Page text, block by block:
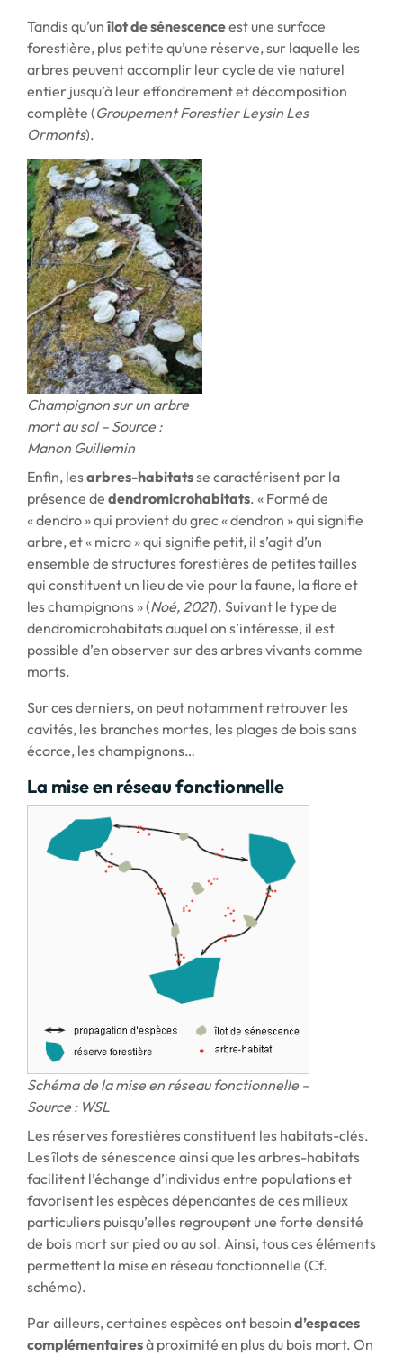
Tandis qu’unîlot de sénescenceest une surface
forestière, plus petite qu’une réserve, sur laquelle les
arbres peuvent accomplir leur cycle de vie naturel
entier jusqu’à leur effondrement et décomposition
complète (Groupement Forestier Leysin Les
Ormonts).
Champignon sur un arbre
mort au sol – Source :
Manon Guillemin
Enfin, lesarbres-habitatsse caractérisent par la
présence de dendromicrohabitats. « Formé de
« dendro » qui provient du grec « dendron » qui signifie
arbre, et « micro » qui signifie petit, il s’agit d’un
ensemble de structures forestières de petites tailles
qui constituent un lieu de vie pour la faune, la flore et
les champignons » (Noé, 2021). Suivant le type de
dendromicrohabitats auquel on s’intéresse, il est
possible d’en observer sur des arbres vivants comme
morts.
Sur ces derniers, on peut notamment retrouver les
cavités, les branches mortes, les plages de bois sans
écorce, les champignons…
La mise en réseau fonctionnelle
Schéma de la mise en réseau fonctionnelle –
Source : WSL
Les réserves forestières constituent les habitats-clés.
Les îlots de sénescence ainsi que les arbres-habitats
facilitent l’échange d’individus entre populations et
favorisent les espèces dépendantes de ces milieux
particuliers puisqu’elles regroupent une forte densité
de bois mort sur pied ou au sol. Ainsi, tous ces éléments
permettent la mise en réseau fonctionnelle (Cf.
schéma).
Par ailleurs, certaines espèces ont besoin d’espaces
complémentairesà proximité en plus du bois mort. On